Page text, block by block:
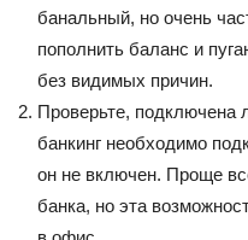
банальный, но очень
пополнить баланс и
без видимых причин.
Проверьте, подключена
банкинг необходимо
он не включен. Проще
банка, но эта